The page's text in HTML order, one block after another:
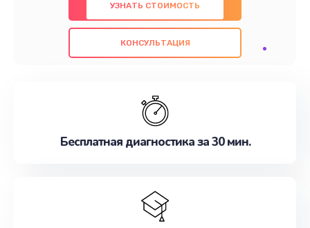
использованием оригинальных компонентов, а
также гарантируем качество всех
проведенных работ. Наша цель - предоставить
наилучшим образом. Не медлите записаться на
УЗНАТЬ СТОИМОСТЬ
КОНСУЛЬТАЦИЯ
Бесплатная диагностика за 30 мин.